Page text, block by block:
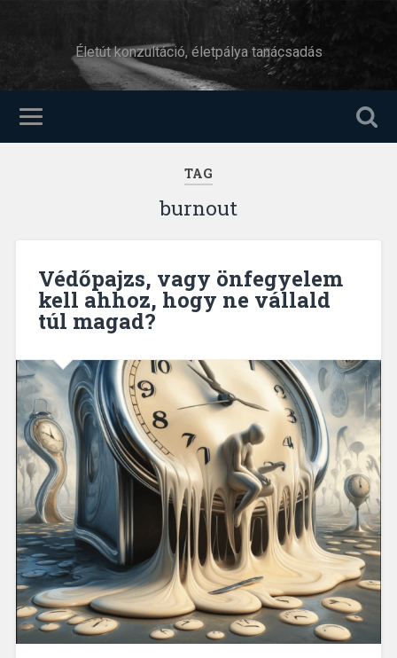
Életút konzultáció, életpálya tanácsadás
TAG
burnout
Védőpajzs, vagy önfegyelem
kell ahhoz, hogy ne vállald
túl magad?